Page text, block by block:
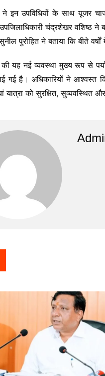
इन उपविधियों के साथ यूजर
चंद्रशेखर वशिष्ठ
पुरोहित ने बताया कि बीते
यह नई व्यवस्था मुख्य रूप से
गई है। अधिकारियों ने आश्वस्त
यात्रा को सुरक्षित, सुव्यवस्थित